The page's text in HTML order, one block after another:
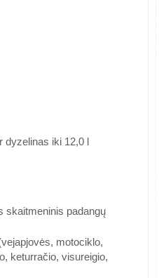
dyzelinas iki 12,0 l
skaitmeninis padangų
motociklo,
keturračio, visureigio,